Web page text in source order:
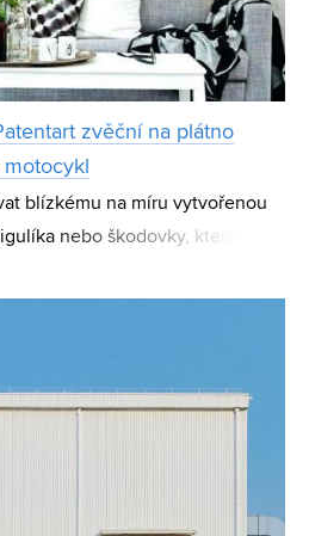
zvěční na plátno
blízkému na míru vytvořenou
nebo škodovky, která je
Patentart specializující s